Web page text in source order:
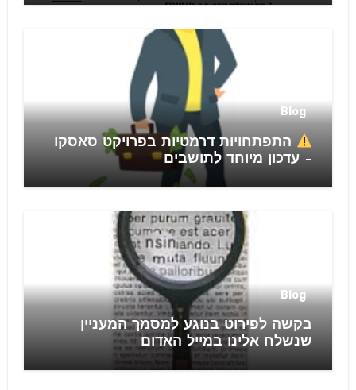
Blog
התפתחויות דרמטיות בפרויקט סאסקו
– עדכון מיוחד לתושבים
Blog
בקשה לפירוט בנוגע למסמך המעניין
שנשלח אלינו במייל האדום